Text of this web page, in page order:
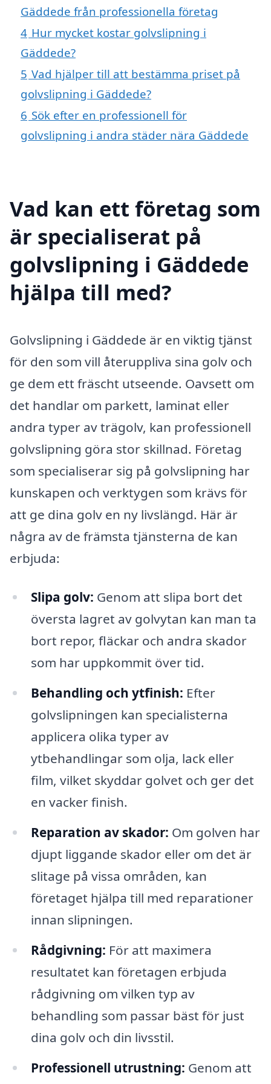
Gäddede från professionella företag
4 Hur mycket kostar golvslipning i
Gäddede?
5 Vad hjälper till att bestämma priset på
golvslipning i Gäddede?
6 Sök efter en professionell för
golvslipning i andra städer nära Gäddede
Vad kan ett företag som
är specialiserat på
golvslipning i Gäddede
hjälpa till med?
Golvslipning i Gäddede är en viktig tjänst
för den som vill återuppliva sina golv och
ge dem ett fräscht utseende. Oavsett om
det handlar om parkett, laminat eller
andra typer av trägolv, kan professionell
golvslipning göra stor skillnad. Företag
som specialiserar sig på golvslipning har
kunskapen och verktygen som krävs för
att ge dina golv en ny livslängd. Här är
några av de främsta tjänsterna de kan
erbjuda:
Slipa golv: Genom att slipa bort det
översta lagret av golvytan kan man ta
bort repor, fläckar och andra skador
som har uppkommit över tid.
Behandling och ytfinish: Efter
golvslipningen kan specialisterna
applicera olika typer av
ytbehandlingar som olja, lack eller
film, vilket skyddar golvet och ger det
en vacker finish.
Reparation av skador: Om golven har
djupt liggande skador eller om det är
slitage på vissa områden, kan
företaget hjälpa till med reparationer
innan slipningen.
Rådgivning: För att maximera
resultatet kan företagen erbjuda
rådgivning om vilken typ av
behandling som passar bäst för just
dina golv och din livsstil.
Professionell utrustning: Genom att